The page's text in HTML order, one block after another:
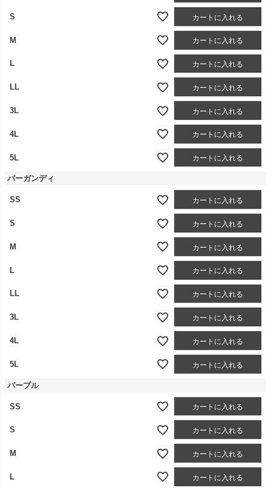
S カートに入れる
M カートに入れる
L カートに入れる
LL カートに入れる
3L カートに入れる
4L カートに入れる
5L カートに入れる
バーガンディ
SS カートに入れる
S カートに入れる
M カートに入れる
L カートに入れる
LL カートに入れる
3L カートに入れる
4L カートに入れる
5L カートに入れる
パープル
SS カートに入れる
S カートに入れる
M カートに入れる
L カートに入れる